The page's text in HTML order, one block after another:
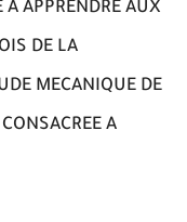
A APPRENDRE AUX
DE LA
MECANIQUE DE
A